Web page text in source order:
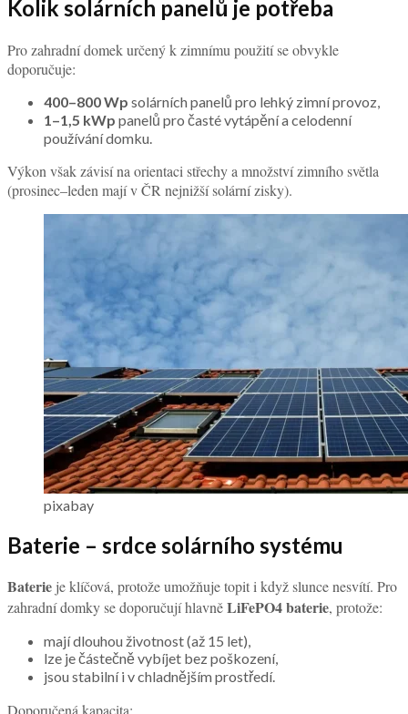
Kolik solárních panelů je potřeba
Pro zahradní domek určený k zimnímu použití se obvykle
doporučuje:
400–800 Wp solárních panelů pro lehký zimní provoz,
1–1,5 kWp panelů pro časté vytápění a celodenní
používání domku.
Výkon však závisí na orientaci střechy a množství zimního světla
(prosinec–leden mají v ČR nejnižší solární zisky).
pixabay
Baterie – srdce solárního systému
Baterie je klíčová, protože umožňuje topit i když slunce nesvítí. Pro
zahradní domky se doporučují hlavněLiFePO4 baterie, protože:
mají dlouhou životnost (až 15 let),
lze je částečně vybíjet bez poškození,
jsou stabilní i v chladnějším prostředí.